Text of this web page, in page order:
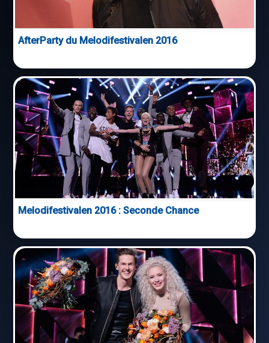
AfterParty du Melodifestivalen 2016
Melodifestivalen 2016 : Seconde Chance